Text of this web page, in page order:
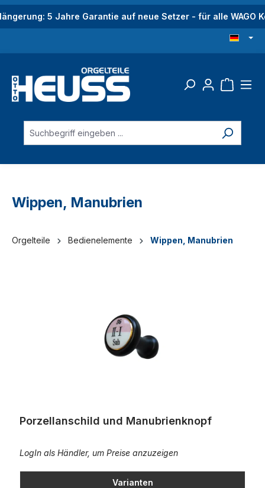
springen5 Jahre Garantie auf neue Setzer - für alle WAGO
Wippen, Manubrien
Orgelteile Bedienelemente Wippen, Manubrien
Porzellanschild und Manubrienknopf
LogIn als Händler, um Preise anzuzeigen
Varianten